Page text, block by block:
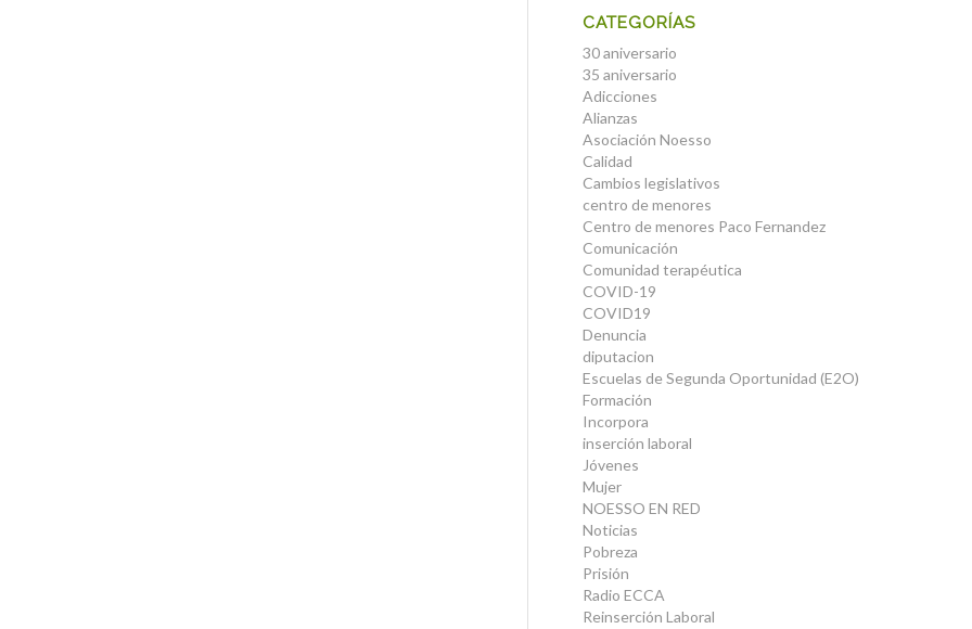
CATEGORÍAS
30 aniversario
35 aniversario
Adicciones
Alianzas
Asociación Noesso
Calidad
Cambios legislativos
centro de menores
Centro de menores Paco Fernandez
Comunicación
Comunidad terapéutica
COVID-19
COVID19
Denuncia
diputacion
Escuelas de Segunda Oportunidad (E2O)
Formación
Incorpora
inserción laboral
Jóvenes
Mujer
NOESSO EN RED
Noticias
Pobreza
Prisión
Radio ECCA
Reinserción Laboral